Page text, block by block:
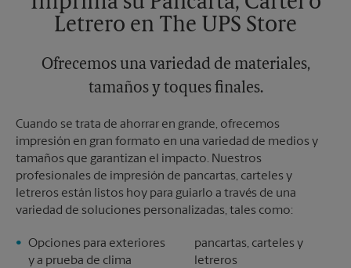
Letrero en The UPS Store
Ofrecemos una variedad de materiales,
tamaños y toques finales.
Cuando se trata de ahorrar en grande, ofrecemos
impresión en gran formato en una variedad de medios y
tamaños que garantizan el impacto. Nuestros
profesionales de impresión de pancartas, carteles y
letreros están listos hoy para guiarlo a través de una
variedad de soluciones personalizadas, tales como:
Opciones para exteriores
y a prueba de clima
pancartas, carteles y
letreros